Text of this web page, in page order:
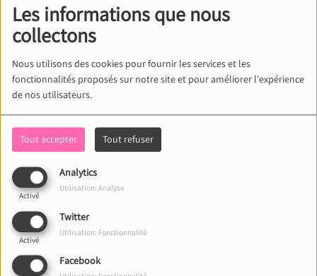
Les informations que nous
collectons
Nous utilisons des cookies pour fournir les services et les
fonctionnalités proposés sur notre site et pour améliorer l'expérience
de nos utilisateurs.
Tout accepter Tout refuser
Analytics
Activé
Utilisation: Analyse
Twitter
Activé
Utilisation: Fonctionnalité
Facebook
il y a 4 ans
Trop cool pour les révisions
Carole
il y a 4 ans J'écoute à plein tubes !! PTDR
Franck
il y a 4 ans